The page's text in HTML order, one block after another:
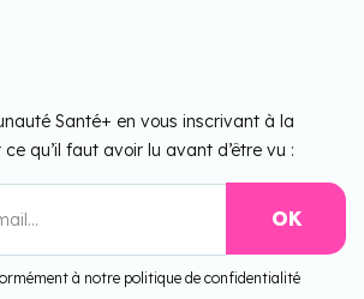
Santé+ en vous inscrivant à la
qu’il faut avoir lu avant d’être vu :
à notre politique de confidentialité